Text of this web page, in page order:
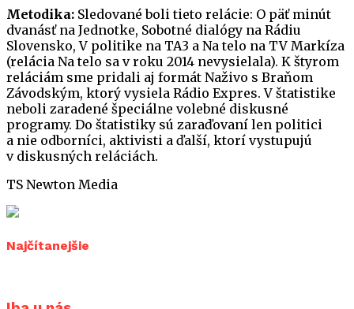
Metodika: Sledované boli tieto relácie: O päť minút
dvanásť na Jednotke, Sobotné dialógy na Rádiu
Slovensko, V politike na TA3 a Na telo na TV Markíza
(relácia Na telo sa v roku 2014 nevysielala). K štyrom
reláciám sme pridali aj formát Naživo s Braňom
Závodským, ktorý vysiela Rádio Expres. V štatistike
neboli zaradené špeciálne volebné diskusné
programy. Do štatistiky sú zaraďovaní len politici
a nie odborníci, aktivisti a ďalší, ktorí vystupujú
v diskusných reláciách.
TS Newton Media
Najčítanejšie